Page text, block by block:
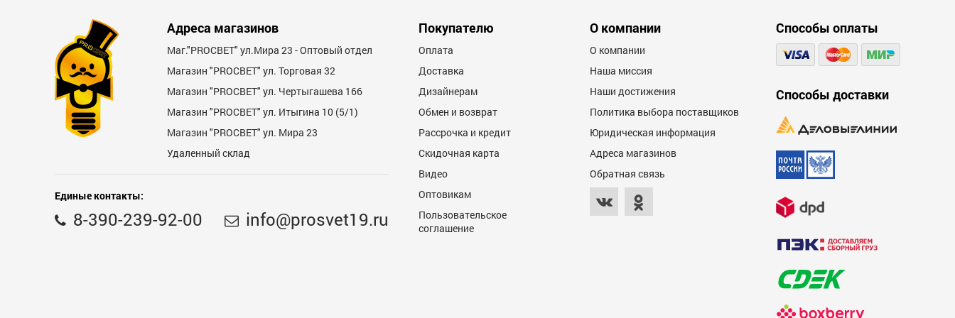
Адреса магазинов
Маг."PROСВЕТ" ул.Мира 23 - Оптовый отдел
Магазин "PROСВЕТ" ул. Торговая 32
Магазин "PROCBET" ул. Чертыгашева 166
Магазин "PROCBET" ул. Итыгина 10 (5/1)
Магазин "PROСВЕТ" ул. Мира 23
Удаленный склад
Единые контакты:
8-390-239-92-00 info@prosvet19.ru
Покупателю
Оплата
Доставка
Дизайнерам
Обмен и возврат
Рассрочка и кредит
Скидочная карта
Видео
Оптовикам
Пользовательское
соглашение
О компании
О компании
Наша миссия
Наши достижения
Политика выбора поставщиков
Юридическая информация
Адреса магазинов
Обратная связь
Способы оплаты
Способы доставки